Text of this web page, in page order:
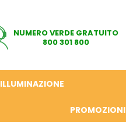
NUMERO VERDE GRATUITO
800 301 800
ILLUMINAZIONE
PROMOZIONI